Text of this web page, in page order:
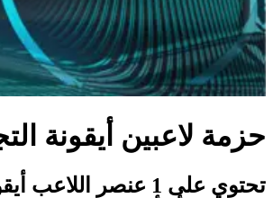
حزمة لاعبين أيقونة
تحتوي على 1 عنصر